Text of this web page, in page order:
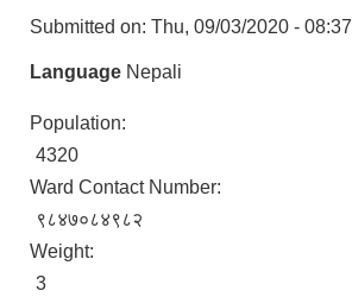
Submitted on: Thu, 09/03/2020 - 08:37
Language Nepali
Population:
4320
Ward Contact Number:
९८४७०८४९८२
Weight:
3